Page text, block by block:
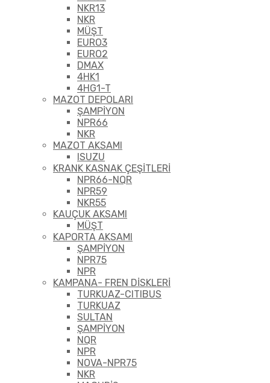
NKR13
NKR
MÜŞT
EURO3
EURO2
DMAX
4HK1
4HG1-T
MAZOT DEPOLARI
ŞAMPİYON
NPR66
NKR
MAZOT AKSAMI
ISUZU
KRANK KASNAK ÇEŞİTLERİ
NPR66-NQR
NPR59
NKR55
KAUÇUK AKSAMI
MÜŞT
KAPORTA AKSAMI
ŞAMPİYON
NPR75
NPR
KAMPANA- FREN DİSKLERİ
TURKUAZ-CITIBUS
TURKUAZ
SULTAN
ŞAMPİYON
NQR
NPR
NOVA-NPR75
NKR